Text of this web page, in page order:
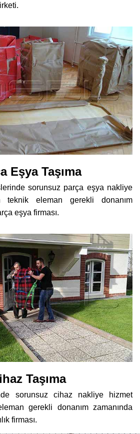
Eşya Taşıma
sorunsuz parça eşya nakliye
teknik eleman gerekli donanım
eşya firması.
Taşıma
sorunsuz cihaz nakliye hizmet
gerekli donanım zamanında
firması.